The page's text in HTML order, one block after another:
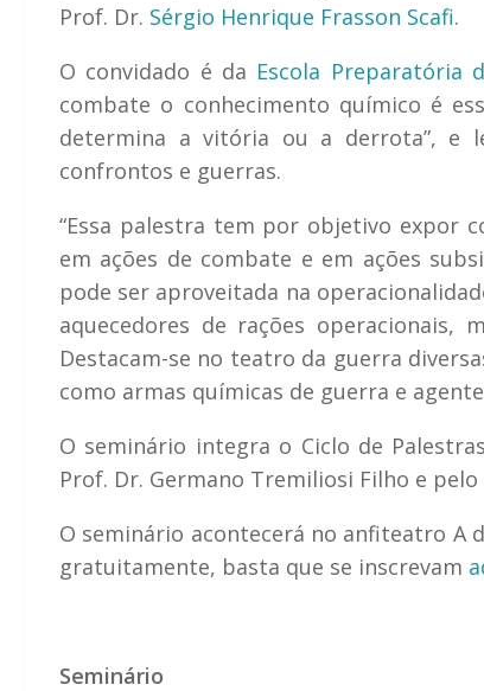
Prof. Dr. Sérgio Henrique Frasson Scafi.
O convidado é da Escola Preparatória
combate o conhecimento químico é
determina a vitória ou a derrota”, e
confrontos e guerras.
“Essa palestra tem por objetivo expor
em ações de combate e em ações
pode ser aproveitada na
aquecedores de rações operacionais,
Destacam-se no teatro da guerra
como armas químicas de guerra e
O seminário integra o Ciclo de
Prof. Dr. Germano Tremiliosi Filho e
O seminário acontecerá no anfiteatro A
gratuitamente, basta que se inscrevam
Seminário